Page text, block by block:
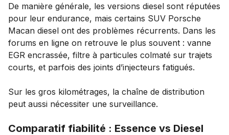
De manière générale, les versions diesel sont réputées
pour leur endurance, mais certains SUV Porsche
Macan diesel ont des problèmes récurrents. Dans les
forums en ligne on retrouve le plus souvent : vanne
EGR encrassée, filtre à particules colmaté sur trajets
courts, et parfois des joints d’injecteurs fatigués.
Sur les gros kilométrages, la chaîne de distribution
peut aussi nécessiter une surveillance.
Comparatif fiabilité : Essence vs Diesel